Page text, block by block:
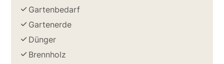
Gartenbedarf
Gartenerde
Dünger
Brennholz